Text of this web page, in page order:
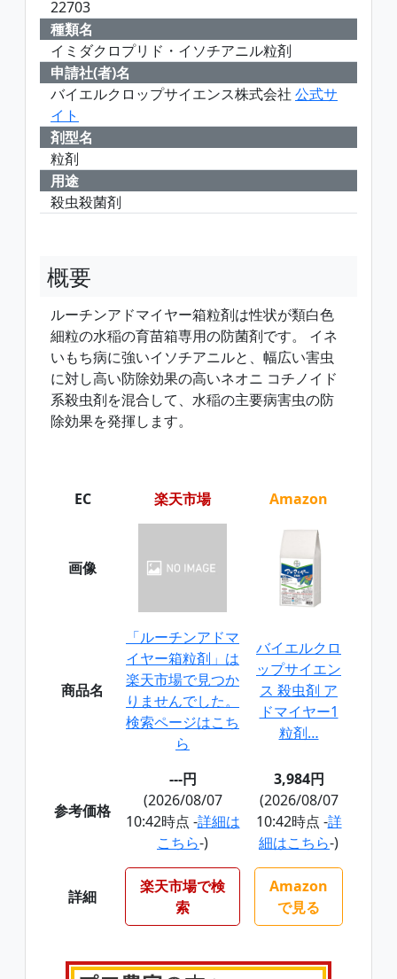
22703
種類名
イミダクロプリド・イソチアニル粒剤
申請社(者)名
バイエルクロップサイエンス株式会社 公式サ
イト
剤型名
粒剤
用途
殺虫殺菌剤
概要
ルーチンアドマイヤー箱粒剤は性状が類白色
細粒の水稲の育苗箱専用の防菌剤です。 イネ
いもち病に強いイソチアニルと、幅広い害虫
に対し高い防除効果の高いネオニ コチノイド
系殺虫剤を混合して、水稲の主要病害虫の防
除効果を発揮します。
EC 楽天市場 Amazon
画像
商品名
「ルーチンアドマ
イヤー箱粒剤」は
楽天市場で見つか
りませんでした。
検索ページはこち
ら
バイエルクロ
ップサイエン
ス 殺虫剤 ア
ドマイヤー1
粒剤…
参考価格
---円
(2026/08/07
10:42時点 -詳細は
こちら-)
3,984円
(2026/08/07
10:42時点 -詳
細はこちら-)
詳細
楽天市場で検
索
Amazon
で見る